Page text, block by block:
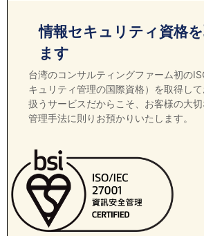
情報セキュリティ資格
ます
台湾のコンサルティングファーム初の
キュリティ管理の国際資格）を取得し
扱うサービスだからこそ、お客様の大
管理手法に則りお預かりいたします。